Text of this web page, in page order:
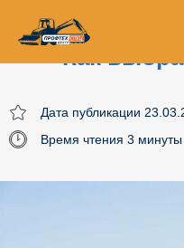
Как
Дата публикации
Время чтения 3 минуты